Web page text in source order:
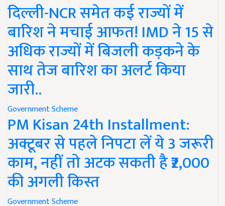
दिल्ली-NCR समेत कई राज्यों में
बारिश ने मचाई आफत! IMD ने 15 से
अधिक राज्यों में बिजली कड़कने के
साथ तेज बारिश का अलर्ट किया
जारी..
Government Scheme
PM Kisan 24th Installment:
अक्टूबर से पहले निपटा लें ये 3 जरूरी
काम, नहीं तो अटक सकती है ₹2,000
की अगली किस्त
Government Scheme